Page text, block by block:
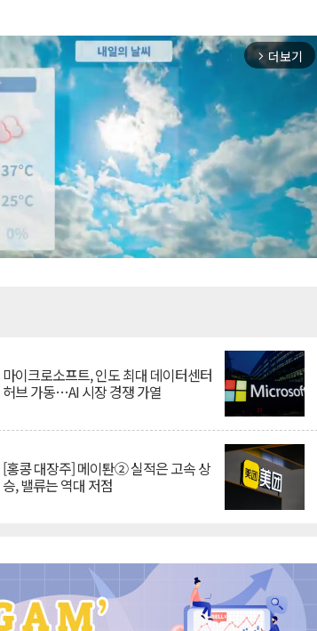
arrow_forward_ios 더보기
마이크로소프트, 인도 최대 데이터센터
허브 가동…AI 시장 경쟁 가열
[홍콩 대장주] 메이퇀② 실적은 고속 상
승, 밸류는 역대 저점